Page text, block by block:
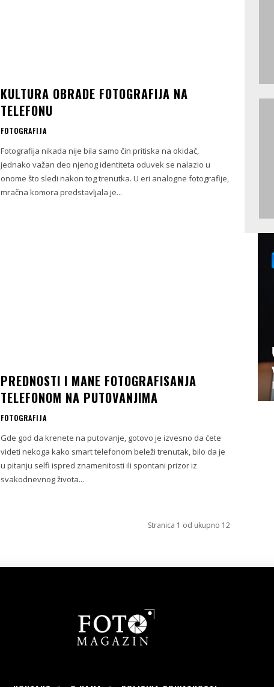
KULTURA OBRADE FOTOGRAFIJA NA
TELEFONU
FOTOGRAFIJA
Fotografija nikada nije bila samo čin pritiska na okidač,
jednako važan deo njenog identiteta oduvek se nalazio u
onome što sledi nakon tog trenutka. U eri analogne fotografije,
mračna komora predstavljala je...
PREDNOSTI I MANE FOTOGRAFISANJA
TELEFONOM NA PUTOVANJIMA
FOTOGRAFIJA
Gde god da krenete na putovanje, gotovo je izvesno da ćete
videti nekoga kako smart telefonom beleži trenutak, bilo da je
u pitanju selfi ispred znamenitosti ili spontani prizor iz
svakodnevnog života...
Stranica 1 od ukupno 12